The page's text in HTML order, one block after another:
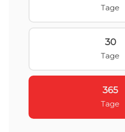
Tage
30
Tage
365
Tage